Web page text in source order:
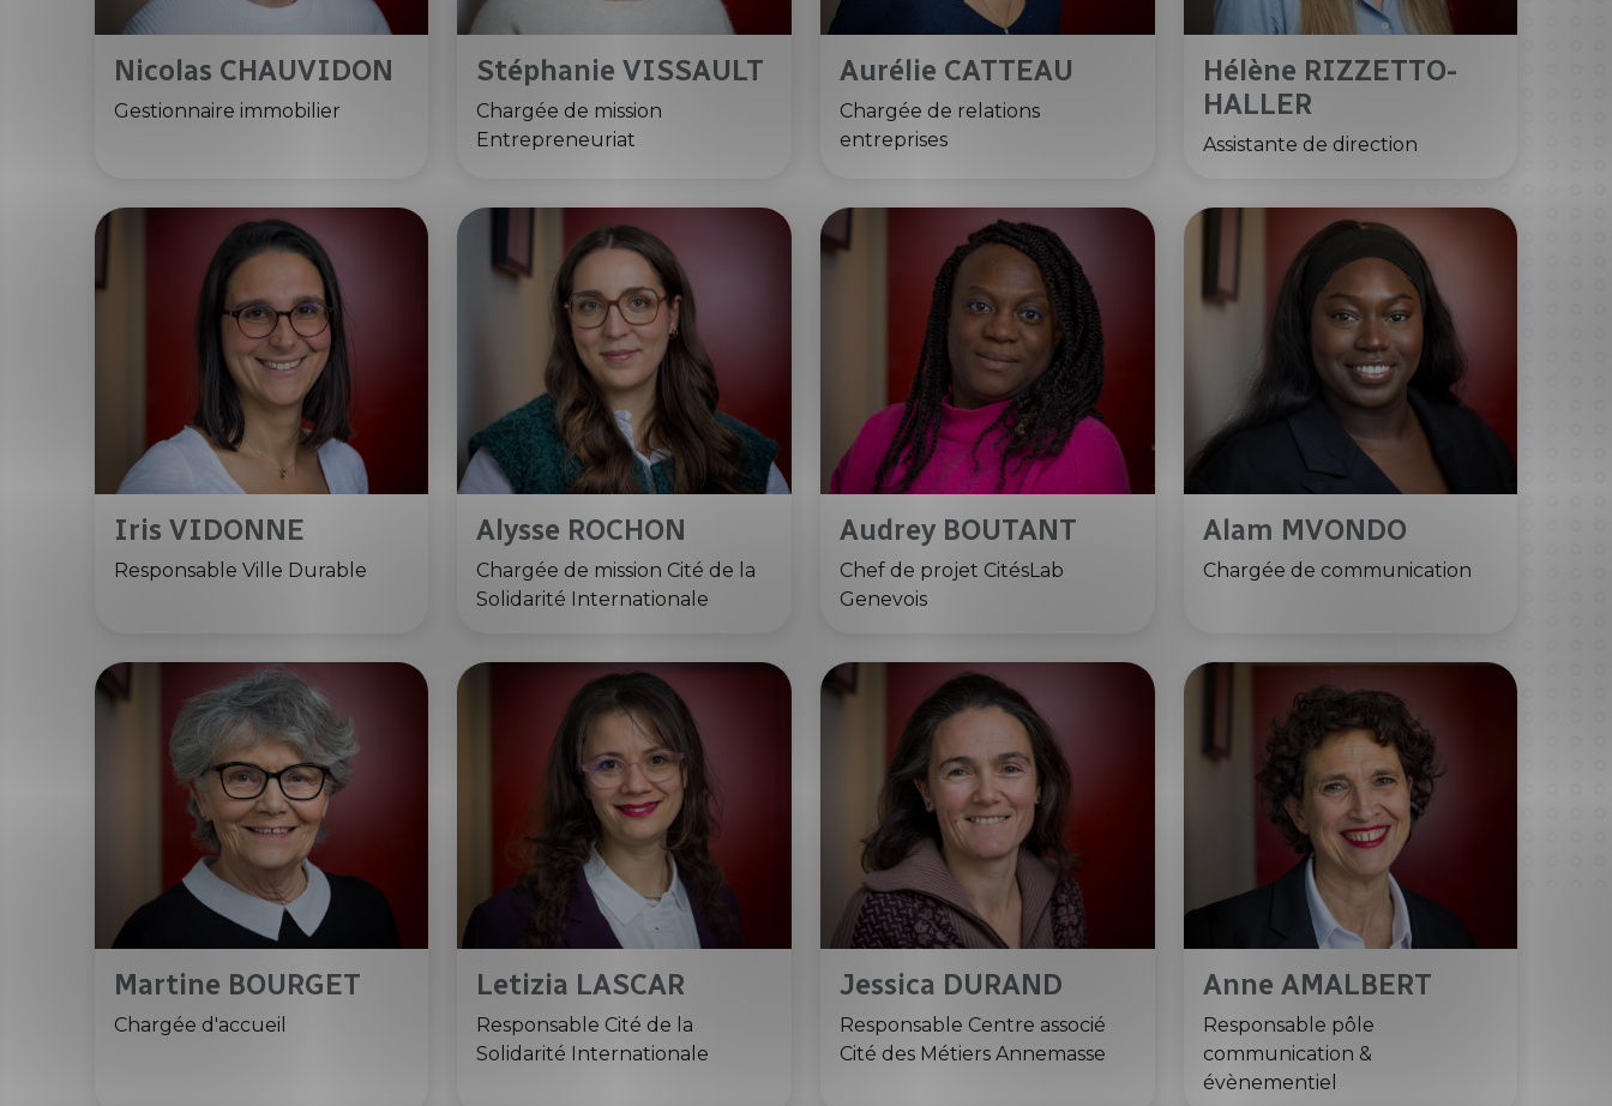
Nicolas CHAUVIDON
Gestionnaire immobilier
Stéphanie VISSAULT
Chargée de mission
Entrepreneuriat
Aurélie CATTEAU
Chargée de relations
entreprises
Hélène RIZZETTO-
HALLER
Assistante de direction
Iris VIDONNE
Responsable Ville Durable
Alysse ROCHON
Chargée de mission Cité de la
Solidarité Internationale
Audrey BOUTANT
Chef de projet CitésLab
Genevois
Alam MVONDO
Chargée de communication
Martine BOURGET
Chargée d'accueil
Letizia LASCAR
Responsable Cité de la
Solidarité Internationale
Jessica DURAND
Responsable Centre associé
Cité des Métiers Annemasse
Anne AMALBERT
Responsable pôle
communication &
évènementiel